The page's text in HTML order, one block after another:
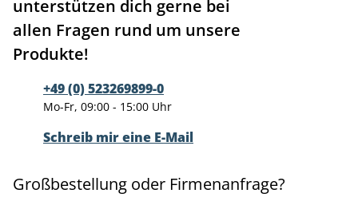
unterstützen dich gerne bei
allen Fragen rund um unsere
Produkte!
+49 (0) 523269899-0
Mo-Fr, 09:00 - 15:00 Uhr
Schreib mir eine E-Mail
Großbestellung oder Firmenanfrage?